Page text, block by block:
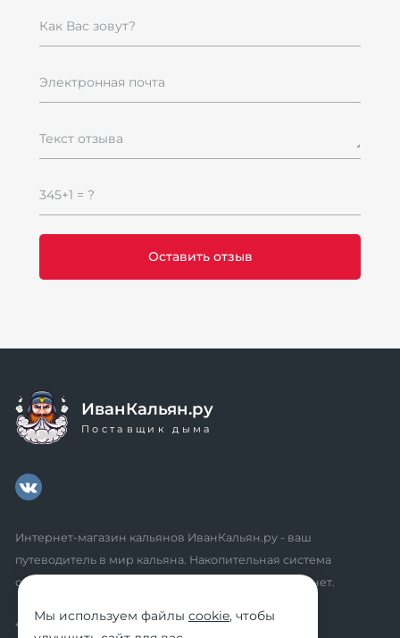
Мы используем файлы cookie, чтобы
Как Вас зовут?
Электронная почта
Текст отзыва
345+1 = ?
ИванКальян.ру
Поставщик дыма
Интернет-магазин кальянов ИванКальян.ру - ваш
путеводитель в мир кальяна. Накопительная система
скидок, промокоды, акции. Удобный личный кабинет.
* мы не осуществляем дистанционную продажу